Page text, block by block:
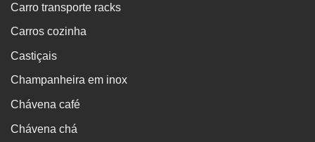
Carro transporte racks
Carros cozinha
Castiçais
Champanheira em inox
Chávena café
Chávena chá